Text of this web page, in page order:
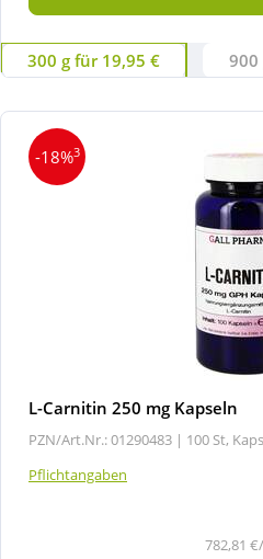
300 g für 19,95 € 900
-18%3
L-Carnitin 250 mg Kapseln
PZN/Art.Nr.: 01290483 | 100 St,
Pflichtangaben
782,81